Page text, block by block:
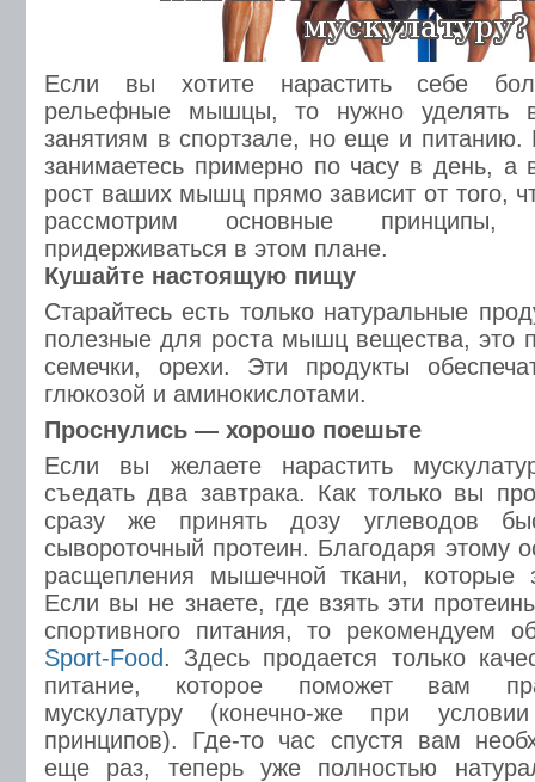
Если вы хотите нарастить себе
рельефные мышцы, то нужно уделять
занятиям в спортзале, но еще и питанию.
занимаетесь примерно по часу в день, а
рост ваших мышц прямо зависит от того,
рассмотрим основные принципы,
придерживаться в этом плане.
Кушайте настоящую пищу
Старайтесь есть только натуральные
полезные для роста мышц вещества, это
семечки, орехи. Эти продукты
глюкозой и аминокислотами.
Проснулись — хорошо поешьте
Если вы желаете нарастить
съедать два завтрака. Как только вы
сразу же принять дозу углеводов
сывороточный протеин. Благодаря этому
расщепления мышечной ткани, которые
Если вы не знаете, где взять эти
спортивного питания, то рекомендуем
Sport-Food. Здесь продается только
питание, которое поможет вам
мускулатуру (конечно-же при
принципов). Где-то час спустя вам
еще раз, теперь уже полностью